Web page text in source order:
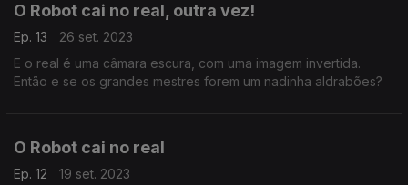
O Robot cai no real, outra vez!
Ep. 13
26 set. 2023
E o real é uma câmara escura, com uma imagem invertida.
Então e se os grandes mestres forem um nadinha aldrabões?
O Robot cai no real
Ep. 12
19 set. 2023